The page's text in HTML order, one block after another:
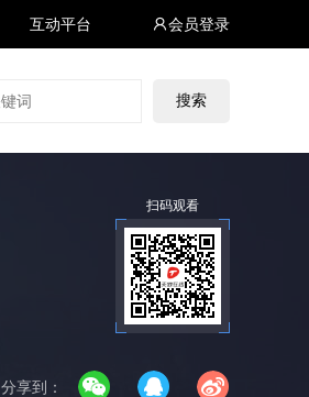
雪球号 生活号
互动平台 会员登录
扫码观看
分享到：